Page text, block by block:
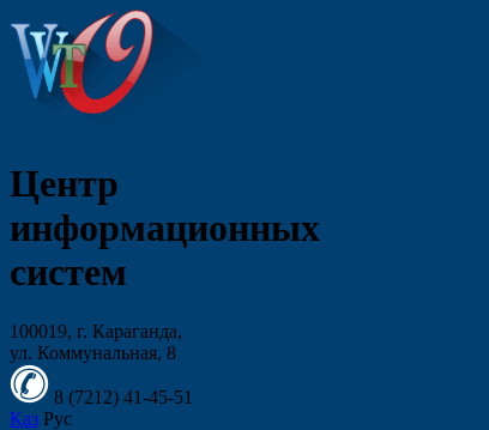
Центр
информационных
систем
100019, г. Караганда,
ул. Коммунальная, 8
8 (7212) 41-45-51
Қаз Рус